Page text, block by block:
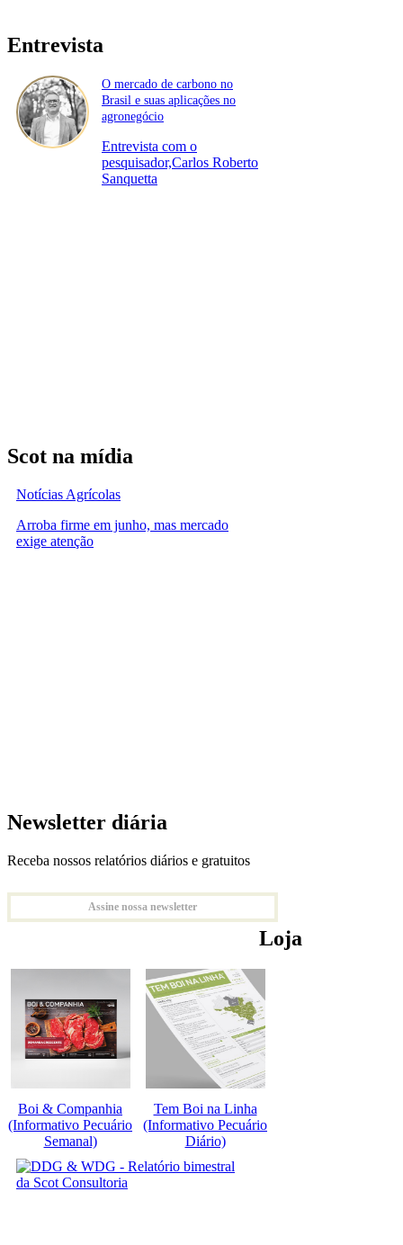
Entrevista
O mercado de carbono no
Brasil e suas aplicações no
agronegócio
Entrevista com o
pesquisador,Carlos Roberto
Sanquetta
Scot na mídia
Notícias Agrícolas
Arroba firme em junho, mas mercado
exige atenção
Newsletter diária
Receba nossos relatórios diários e gratuitos
Assine nossa newsletter
Loja
Boi & Companhia
(Informativo Pecuário
Semanal)
Tem Boi na Linha
(Informativo Pecuário
Diário)